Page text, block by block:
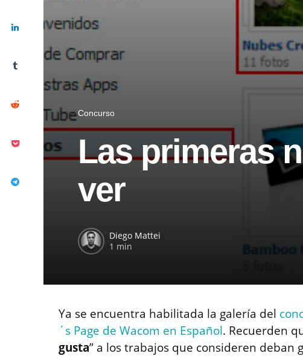
Concurso
Las primeras
ver
Diego Mattei
1 min
Ya se encuentra habilitada la galería del
´s Page de Wacom en Español. Recuerden
gusta” a los trabajos que consideren deban